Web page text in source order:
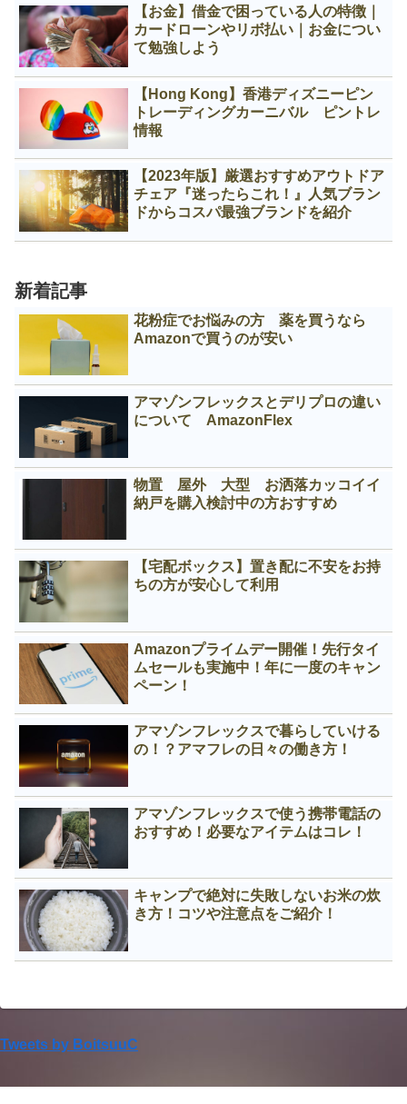
【お金】借金で困っている人の特徴｜
カードローンやリボ払い｜お金につい
て勉強しよう
【Hong Kong】香港ディズニーピン
トレーディングカーニバル ピントレ
情報
【2023年版】厳選おすすめアウトドア
チェア『迷ったらこれ！』人気ブラン
ドからコスパ最強ブランドを紹介
新着記事
花粉症でお悩みの方 薬を買うなら
Amazonで買うのが安い
アマゾンフレックスとデリプロの違い
について AmazonFlex
物置 屋外 大型 お洒落カッコイイ
納戸を購入検討中の方おすすめ
【宅配ボックス】置き配に不安をお持
ちの方が安心して利用
Amazonプライムデー開催！先行タイ
ムセールも実施中！年に一度のキャン
ペーン！
アマゾンフレックスで暮らしていける
の！？アマフレの日々の働き方！
アマゾンフレックスで使う携帯電話の
おすすめ！必要なアイテムはコレ！
キャンプで絶対に失敗しないお米の炊
き方！コツや注意点をご紹介！
Tweets by BoitsuuC